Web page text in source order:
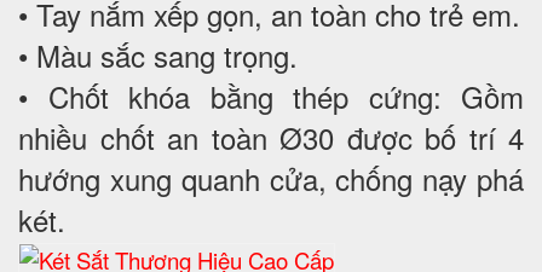
• Tay nắm xếp gọn, an toàn cho trẻ em.
• Màu sắc sang trọng.
• Chốt khóa bằng thép cứng: Gồm
nhiều chốt an toàn Ø30 được bố trí 4
hướng xung quanh cửa, chống nạy phá
két.